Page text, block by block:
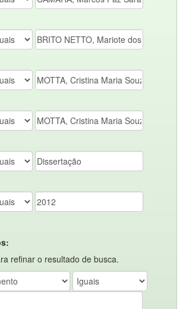
refinar o resultado de busca.